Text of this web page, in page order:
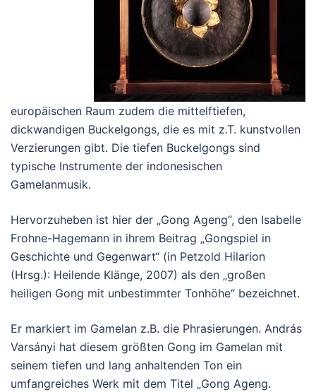
europäischen Raum zudem die mittelftiefen,
dickwandigen Buckelgongs, die es mit z.T. kunstvollen
Verzierungen gibt. Die tiefen Buckelgongs sind
typische Instrumente der indonesischen
Gamelanmusik.
Hervorzuheben ist hier der „Gong Ageng“, den Isabelle
Frohne-Hagemann in ihrem Beitrag „Gongspiel in
Geschichte und Gegenwart“ (in Petzold Hilarion
(Hrsg.): Heilende Klänge, 2007) als den „großen
heiligen Gong mit unbestimmter Tonhöhe“ bezeichnet.
Er markiert im Gamelan z.B. die Phrasierungen. András
Varsányi hat diesem größten Gong im Gamelan mit
seinem tiefen und lang anhaltenden Ton ein
umfangreiches Werk mit dem Titel „Gong Ageng.